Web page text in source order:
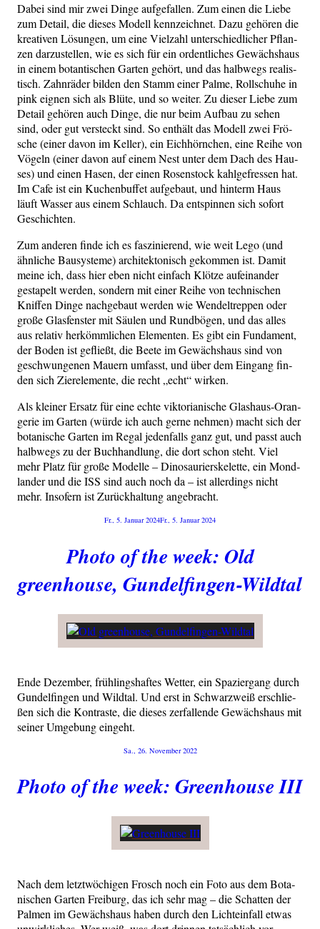
Dabei sind mir zwei Din­ge auf­ge­fal­len. Zum einen die Lie­be
zum Detail, die die­ses Modell kenn­zeich­net. Dazu gehö­ren die
krea­ti­ven Lösun­gen, um eine Viel­zahl unter­schied­li­cher Pflan­
zen dar­zu­stel­len, wie es sich für ein ordent­li­ches Gewächs­haus
in einem botan­ti­schen Gar­ten gehört, und das halb­wegs rea­lis­
tisch. Zahn­rä­der bil­den den Stamm einer Pal­me, Roll­schu­he in
pink eig­nen sich als Blü­te, und so wei­ter. Zu die­ser Lie­be zum
Detail gehö­ren auch Din­ge, die nur beim Auf­bau zu sehen
sind, oder gut ver­steckt sind. So ent­hält das Modell zwei Frö­
sche (einer davon im Kel­ler), ein Eich­hörn­chen, eine Rei­he von
Vögeln (einer davon auf einem Nest unter dem Dach des Hau­
ses) und einen Hasen, der einen Rosen­stock kahl­ge­fres­sen hat.
Im Cafe ist ein Kuchen­buf­fet auf­ge­baut, und hin­term Haus
läuft Was­ser aus einem Schlauch. Da ent­spin­nen sich sofort
Geschichten.
Zum ande­ren fin­de ich es fas­zi­nie­rend, wie weit Lego (und
ähn­li­che Bau­sys­te­me) archi­tek­to­nisch gekom­men ist. Damit
mei­ne ich, dass hier eben nicht ein­fach Klöt­ze auf­ein­an­der
gesta­pelt wer­den, son­dern mit einer Rei­he von tech­ni­schen
Knif­fen Din­ge nach­ge­baut wer­den wie Wen­del­trep­pen oder
gro­ße Glas­fens­ter mit Säu­len und Rund­bö­gen, und das alles
aus rela­tiv her­kömm­li­chen Ele­men­ten. Es gibt ein Fun­da­ment,
der Boden ist gefließt, die Bee­te im Gewächs­haus sind von
geschwun­ge­nen Mau­ern umfasst, und über dem Ein­gang fin­
den sich Zier­ele­men­te, die recht „echt“ wirken.
Als klei­ner Ersatz für eine ech­te vik­to­ria­ni­sche Glas­haus-Oran­
ge­rie im Gar­ten (wür­de ich auch ger­ne neh­men) macht sich der
bota­ni­sche Gar­ten im Regal jeden­falls ganz gut, und passt auch
halb­wegs zu der Buch­hand­lung, die dort schon steht. Viel
mehr Platz für gro­ße Model­le – Dino­sau­ri­er­ske­let­te, ein Mond­
lan­der und die ISS sind auch noch da – ist aller­dings nicht
mehr. Inso­fern ist Zurück­hal­tung angebracht.
Veröffentlicht
Fr., 5. Januar 2024Fr., 5. Januar 2024
Photo of the week: Old
greenhouse, Gundelfingen-Wildtal
Ende Dezem­ber, früh­lings­haf­tes Wet­ter, ein Spa­zier­gang durch
Gun­del­fin­gen und Wild­tal. Und erst in Schwarz­weiß erschlie­
ßen sich die Kon­tras­te, die die­ses zer­fal­len­de Gewächs­haus mit
sei­ner Umge­bung eingeht.
Veröffentlicht
Sa., 26. November 2022
Photo of the week: Greenhouse III
Nach dem letzt­wö­chi­gen Frosch noch ein Foto aus dem Bota­
ni­schen Gar­ten Frei­burg, das ich sehr mag – die Schat­ten der
Pal­men im Gewächs­haus haben durch den Licht­ein­fall etwas